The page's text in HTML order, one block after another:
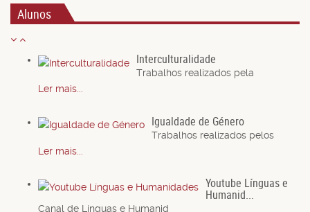
Alunos
Interculturalidade
Trabalhos realizados pela
Ler mais...
Igualdade de Género
Trabalhos realizados pelos
Ler mais...
Youtube Línguas e
Humanid...
Canal de Línguas e Humanid